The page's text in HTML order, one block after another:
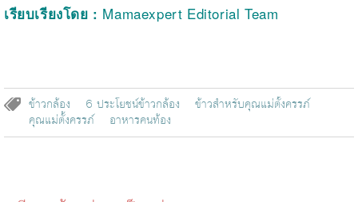
เรียบเรียงโดย : Mamaexpert Editorial Team
ข้าวกล้อง 6 ประโยชน์ข้าวกล้อง
ข้าวสำหรับคุณแม่ตั้งครรภ์
คุณแม่ตั้งครรภ์
อาหารคนท้อง